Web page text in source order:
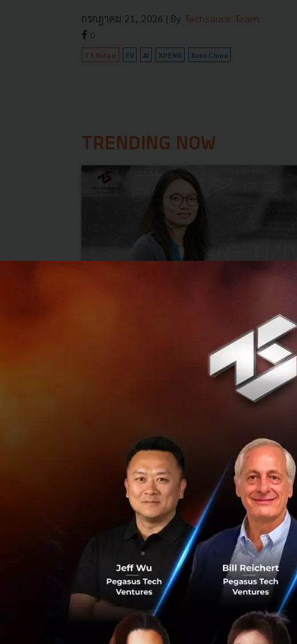
กรกฎาคม 21, 2026 | By Techsauce Team
0
TS Video EV AI XPENG Auto China
TRENDING NOW
เรื่องราวของ Hong Wang อัจฉริยะหญิงคนที่ 3
ในรอบ 90 ปี ผู้แก้โจทย์คณิตปีศาจ 100 ปีไม่มีใค
Hong Wang Fields Medal